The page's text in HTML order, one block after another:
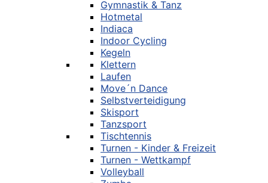
Gymnastik & Tanz
Hotmetal
Indiaca
Indoor Cycling
Kegeln
Klettern
Laufen
Move´n Dance
Selbstverteidigung
Skisport
Tanzsport
Tischtennis
Turnen - Kinder & Freizeit
Turnen - Wettkampf
Volleyball